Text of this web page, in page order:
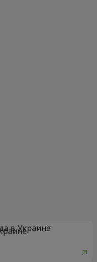
в Украине